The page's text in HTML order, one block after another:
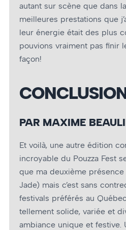
autant sur scène que dans
meilleures prestations que
leur énergie était des plus
pouvions vraiment pas finir
façon!
PAR MAXIME
Et voilà, une autre édition
incroyable du Pouzza Fest
que ma deuxième
Jade) mais c’est sans
festivals préférés au
tellement solide, variée et
ambiance unique et festive.